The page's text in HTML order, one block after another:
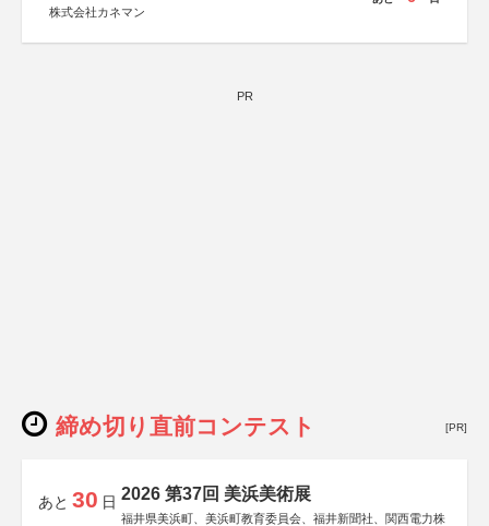
株式会社カネマン
PR
締め切り直前コンテスト [PR]
あと 30 日 2026 第37回 美浜美術展
福井県美浜町、美浜町教育委員会、福井新聞社、関西電力株